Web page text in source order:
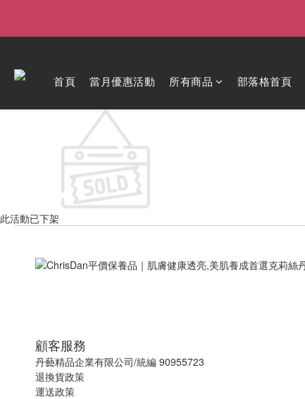
首頁 當月優惠活動 所有商品 部落格首頁
此活動已下架
顧客服務
丹藝精品企業有限公司/統編 90955723
退換貨政策
運送政策